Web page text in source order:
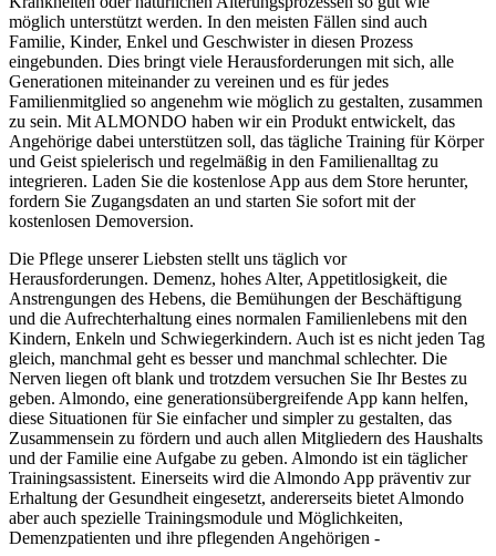
möglich unterstützt werden. In den meisten Fällen sind auch
Familie, Kinder, Enkel und Geschwister in diesen Prozess
eingebunden. Dies bringt viele Herausforderungen mit sich, alle
Generationen miteinander zu vereinen und es für jedes
Familienmitglied so angenehm wie möglich zu gestalten, zusammen
zu sein. Mit ALMONDO haben wir ein Produkt entwickelt, das
Angehörige dabei unterstützen soll, das tägliche Training für Körper
und Geist spielerisch und regelmäßig in den Familienalltag zu
integrieren. Laden Sie die kostenlose App aus dem Store herunter,
fordern Sie Zugangsdaten an und starten Sie sofort mit der
kostenlosen Demoversion.
Die Pflege unserer Liebsten stellt uns täglich vor
Herausforderungen. Demenz, hohes Alter, Appetitlosigkeit, die
Anstrengungen des Hebens, die Bemühungen der Beschäftigung
und die Aufrechterhaltung eines normalen Familienlebens mit den
Kindern, Enkeln und Schwiegerkindern. Auch ist es nicht jeden Tag
gleich, manchmal geht es besser und manchmal schlechter. Die
Nerven liegen oft blank und trotzdem versuchen Sie Ihr Bestes zu
geben. Almondo, eine generationsübergreifende App kann helfen,
diese Situationen für Sie einfacher und simpler zu gestalten, das
Zusammensein zu fördern und auch allen Mitgliedern des Haushalts
und der Familie eine Aufgabe zu geben. Almondo ist ein täglicher
Trainingsassistent. Einerseits wird die Almondo App präventiv zur
Erhaltung der Gesundheit eingesetzt, andererseits bietet Almondo
aber auch spezielle Trainingsmodule und Möglichkeiten,
Demenzpatienten und ihre pflegenden Angehörigen -